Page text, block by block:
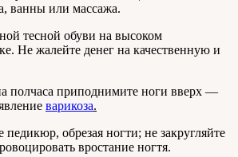
ванны или массажа.
тесной обуви на высоком
Не жалейте денег на качественную и
полчаса приподнимите ноги вверх —
варикоза.
педикюр, обрезая ногти; не закругляйте
вростание ногтя.